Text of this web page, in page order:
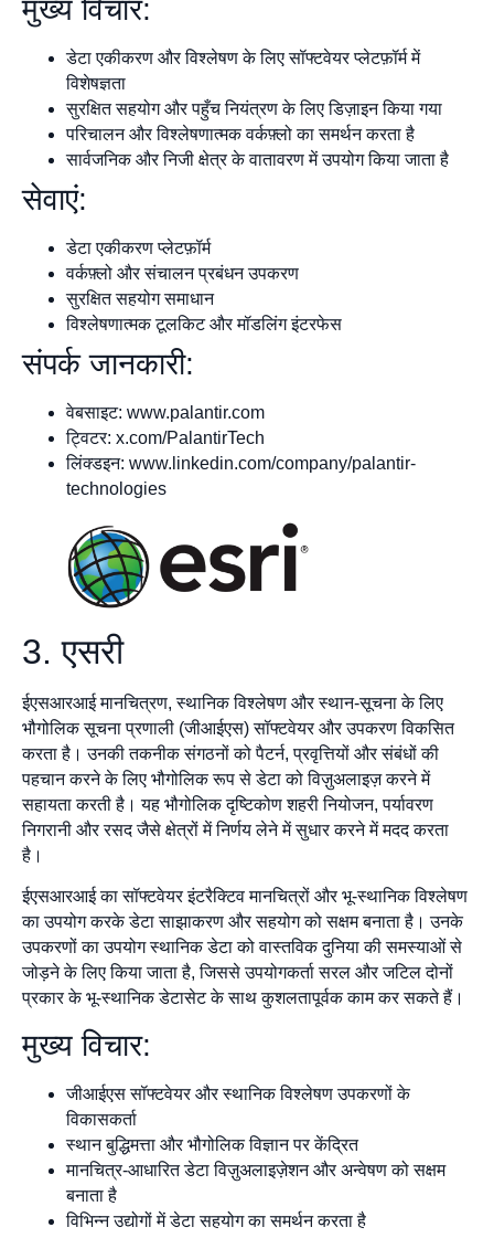
मुख्य विचार:
डेटा एकीकरण और विश्लेषण के लिए सॉफ्टवेयर प्लेटफ़ॉर्म में
विशेषज्ञता
सुरक्षित सहयोग और पहुँच नियंत्रण के लिए डिज़ाइन किया गया
परिचालन और विश्लेषणात्मक वर्कफ़्लो का समर्थन करता है
सार्वजनिक और निजी क्षेत्र के वातावरण में उपयोग किया जाता है
सेवाएं:
डेटा एकीकरण प्लेटफ़ॉर्म
वर्कफ़्लो और संचालन प्रबंधन उपकरण
सुरक्षित सहयोग समाधान
विश्लेषणात्मक टूलकिट और मॉडलिंग इंटरफेस
संपर्क जानकारी:
वेबसाइट: www.palantir.com
ट्विटर: x.com/PalantirTech
लिंक्डइन: www.linkedin.com/company/palantir-
technologies
3. एसरी
ईएसआरआई मानचित्रण, स्थानिक विश्लेषण और स्थान-सूचना के लिए
भौगोलिक सूचना प्रणाली (जीआईएस) सॉफ्टवेयर और उपकरण विकसित
करता है। उनकी तकनीक संगठनों को पैटर्न, प्रवृत्तियों और संबंधों की
पहचान करने के लिए भौगोलिक रूप से डेटा को विज़ुअलाइज़ करने में
सहायता करती है। यह भौगोलिक दृष्टिकोण शहरी नियोजन, पर्यावरण
निगरानी और रसद जैसे क्षेत्रों में निर्णय लेने में सुधार करने में मदद करता
है।
ईएसआरआई का सॉफ्टवेयर इंटरैक्टिव मानचित्रों और भू-स्थानिक विश्लेषण
का उपयोग करके डेटा साझाकरण और सहयोग को सक्षम बनाता है। उनके
उपकरणों का उपयोग स्थानिक डेटा को वास्तविक दुनिया की समस्याओं से
जोड़ने के लिए किया जाता है, जिससे उपयोगकर्ता सरल और जटिल दोनों
प्रकार के भू-स्थानिक डेटासेट के साथ कुशलतापूर्वक काम कर सकते हैं।
मुख्य विचार:
जीआईएस सॉफ्टवेयर और स्थानिक विश्लेषण उपकरणों के
विकासकर्ता
स्थान बुद्धिमत्ता और भौगोलिक विज्ञान पर केंद्रित
मानचित्र-आधारित डेटा विज़ुअलाइज़ेशन और अन्वेषण को सक्षम
बनाता है
विभिन्न उद्योगों में डेटा सहयोग का समर्थन करता है